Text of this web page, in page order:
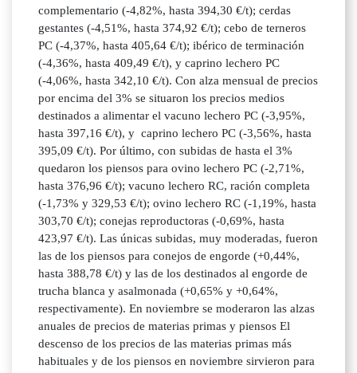
complementario (-4,82%, hasta 394,30 €/t); cerdas
gestantes (-4,51%, hasta 374,92 €/t); cebo de terneros
PC (-4,37%, hasta 405,64 €/t); ibérico de terminación
(-4,36%, hasta 409,49 €/t), y caprino lechero PC
(-4,06%, hasta 342,10 €/t). Con alza mensual de precios
por encima del 3% se situaron los precios medios
destinados a alimentar el vacuno lechero PC (-3,95%,
hasta 397,16 €/t), y caprino lechero PC (-3,56%, hasta
395,09 €/t). Por último, con subidas de hasta el 3%
quedaron los piensos para ovino lechero PC (-2,71%,
hasta 376,96 €/t); vacuno lechero RC, ración completa
(-1,73% y 329,53 €/t); ovino lechero RC (-1,19%, hasta
303,70 €/t); conejas reproductoras (-0,69%, hasta
423,97 €/t). Las únicas subidas, muy moderadas, fueron
las de los piensos para conejos de engorde (+0,44%,
hasta 388,78 €/t) y las de los destinados al engorde de
trucha blanca y asalmonada (+0,65% y +0,64%,
respectivamente). En noviembre se moderaron las alzas
anuales de precios de materias primas y piensos El
descenso de los precios de las materias primas más
habituales y de los piensos en noviembre sirvieron para